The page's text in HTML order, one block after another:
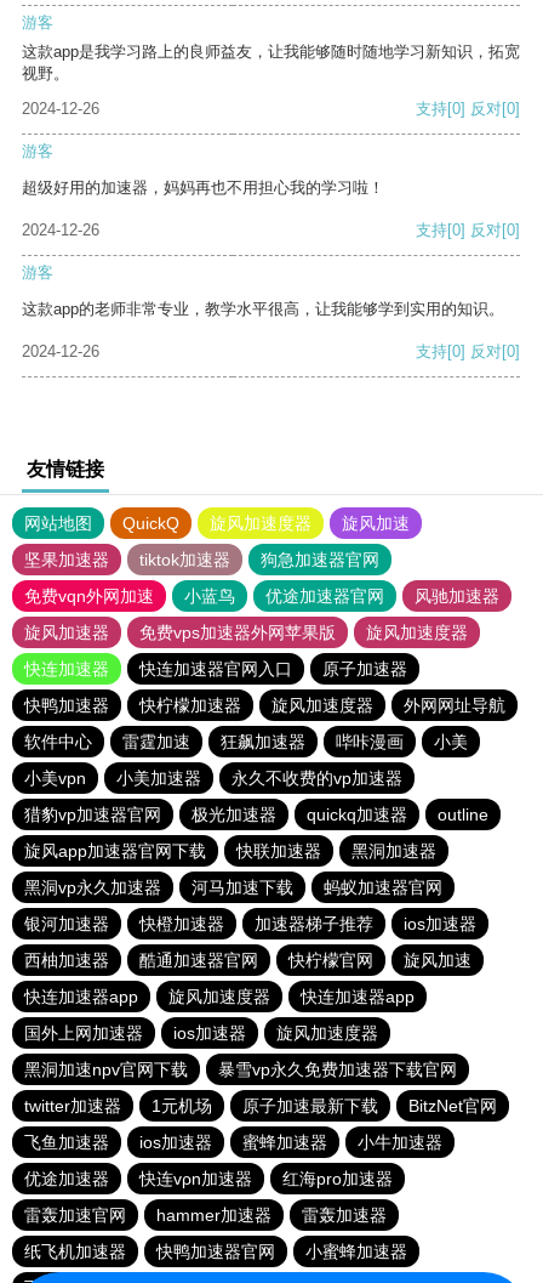
游客
这款app是我学习路上的良师益友，让我能够随时随地学习新知识，拓宽
视野。
2024-12-26
支持[0] 反对[0]
游客
超级好用的加速器，妈妈再也不用担心我的学习啦！
2024-12-26 支持[0] 反对[0]
游客
这款app的老师非常专业，教学水平很高，让我能够学到实用的知识。
2024-12-26 支持[0] 反对[0]
友情链接
网站地图 QuickQ 旋风加速度器
旋风加速
坚果加速器
tiktok加速器
狗急加速器官网
免费vqn外网加速
小蓝鸟 优途加速器官网
风驰加速器
旋风加速器
免费vps加速器外网苹果版
旋风加速度器
快连加速器
快连加速器官网入口
原子加速器
快鸭加速器
快柠檬加速器 旋风加速度器
外网网址导航
软件中心
雷霆加速 狂飙加速器 哔咔漫画
小美
小美vpn
小美加速器
永久不收费的vp加速器
猎豹vp加速器官网
极光加速器 quickq加速器
outline
旋风app加速器官网下载
快联加速器
黑洞加速器
黑洞vp永久加速器
河马加速下载
蚂蚁加速器官网
银河加速器
快橙加速器 加速器梯子推荐
ios加速器
西柚加速器
酷通加速器官网 快柠檬官网
旋风加速
快连加速器app
旋风加速度器
快连加速器app
国外上网加速器
ios加速器
旋风加速度器
黑洞加速npv官网下载
暴雪vp永久免费加速器下载官网
twitter加速器
1元机场 原子加速最新下载
BitzNet官网
飞鱼加速器
ios加速器 蜜蜂加速器
小牛加速器
优途加速器
快连vρn加速器
红海pro加速器
雷轰加速官网
hammer加速器
雷轰加速器
纸飞机加速器
快鸭加速器官网
小蜜蜂加速器